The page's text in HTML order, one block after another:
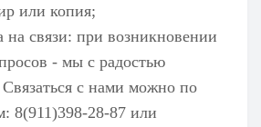
или копия;
на связи: при возникновении
- мы с радостью
с нами можно по
8(911)398-28-87 или